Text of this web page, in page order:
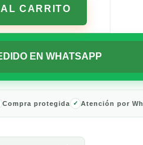
CARRITO
EN WHATSAPP
Compra protegida Atención por